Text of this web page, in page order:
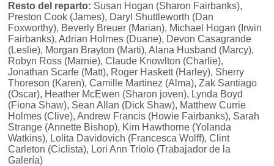
Resto del reparto: Susan Hogan (Sharon Fairbanks),
Preston Cook (James), Daryl Shuttleworth (Dan
Foxworthy), Beverly Breuer (Marian), Michael Hogan (Irwin
Fairbanks), Adrian Holmes (Duane), Devon Casagrande
(Leslie), Morgan Brayton (Marti), Alana Husband (Marcy),
Robyn Ross (Marnie), Claude Knowlton (Charlie),
Jonathan Scarfe (Matt), Roger Haskett (Harley), Sherry
Thoreson (Karen), Camille Martinez (Alma), Zak Santiago
(Oscar), Heather McEwen (Sharon joven), Lynda Boyd
(Fiona Shaw), Sean Allan (Dick Shaw), Matthew Currie
Holmes (Clive), Andrew Francis (Howie Fairbanks), Sarah
Strange (Annette Bishop), Kim Hawthorne (Yolanda
Watkins), Lolita Davidovich (Francesca Wolff), Clint
Carleton (Ciclista), Lori Ann Triolo (Trabajador de la
Galería)